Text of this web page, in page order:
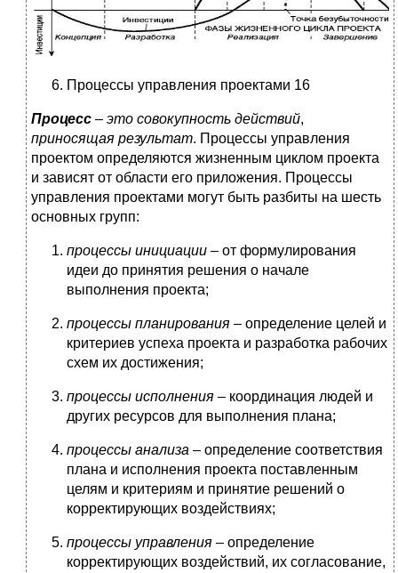
Процессы управления проектами 16
Процесс – это совокупность действий,
приносящая результат. Процессы управления
проектом определяются жизненным циклом проекта
и зависят от области его приложения. Процессы
управления проектами могут быть разбиты на шесть
основных групп:
процессы инициации – от формулирования
идеи до принятия решения о начале
выполнения проекта;
процессы планирования – определение целей и
критериев успеха проекта и разработка рабочих
схем их достижения;
процессы исполнения – координация людей и
других ресурсов для выполнения плана;
процессы анализа – определение соответствия
плана и исполнения проекта поставленным
целям и критериям и принятие решений о
корректирующих воздействиях;
процессы управления – определение
корректирующих воздействий, их согласование,